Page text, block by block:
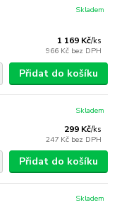
1 169 Kč/ks
966 Kč bez DPH
Skladem
Přidat do košíku
299 Kč/ks
247 Kč bez DPH
Skladem
Přidat do košíku
Skladem